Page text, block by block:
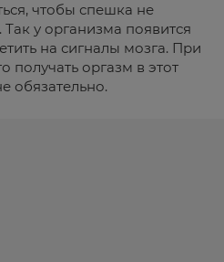
чтобы спешка не
у организма появится
на сигналы мозга. При
получать оргазм в этот
обязательно.